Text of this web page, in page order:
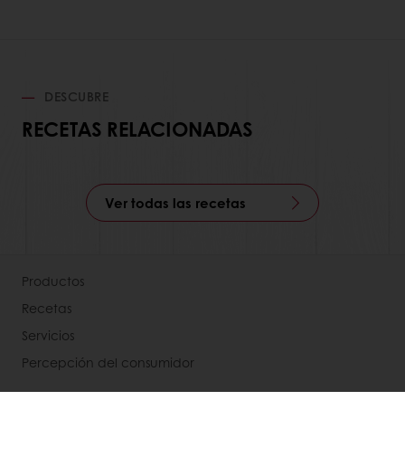
DESCUBRE
RECETAS RELACIONADAS
Ver todas las recetas
Productos
Recetas
Servicios
Percepción del consumidor